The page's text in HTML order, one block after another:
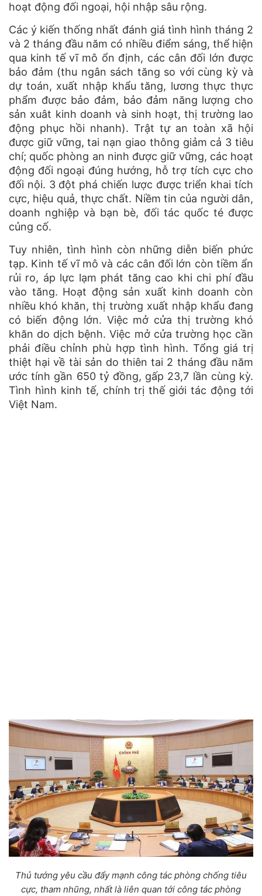
hoạt động đối ngoại, hội nhập sâu rộng.
Các ý kiến thống nhất đánh giá tình hình tháng 2
và 2 tháng đầu năm có nhiều điểm sáng, thể hiện
qua kinh tế vĩ mô ổn định, các cân đối lớn được
bảo đảm (thu ngân sách tăng so với cùng kỳ và
dự toán, xuất nhập khẩu tăng, lương thực thực
phẩm được bảo đảm, bảo đảm năng lượng cho
sản xuât kinh doanh và sinh hoạt, thị trường lao
động phục hồi nhanh). Trật tự an toàn xã hội
được giữ vững, tai nạn giao thông giảm cả 3 tiêu
chí; quốc phòng an ninh được giữ vững, các hoạt
động đối ngoại đúng hướng, hỗ trợ tích cực cho
đối nội. 3 đột phá chiến lược được triển khai tích
cực, hiệu quả, thực chất. Niềm tin của người dân,
doanh nghiệp và bạn bè, đối tác quốc té được
củng cố.
Tuy nhiên, tình hình còn những diễn biến phức
tạp. Kinh tế vĩ mô và các cân đối lớn còn tiềm ẩn
rủi ro, áp lực lạm phát tăng cao khi chi phí đầu
vào tăng. Hoạt động sản xuất kinh doanh còn
nhiều khó khăn, thị trường xuất nhập khẩu đang
có biến động lớn. Việc mở cửa thị trường khó
khăn do dịch bệnh. Việc mở cửa trường học cần
phải điều chỉnh phù hợp tình hình. Tổng giá trị
thiệt hại về tài sản do thiên tai 2 tháng đầu năm
ước tính gần 650 tỷ đồng, gấp 23,7 lần cùng kỳ.
Tình hình kinh tế, chính trị thế giới tác động tới
Việt Nam.
Thủ tướng yêu cầu đẩy mạnh công tác phòng chống tiêu
cực, tham nhũng, nhất là liên quan tới công tác phòng